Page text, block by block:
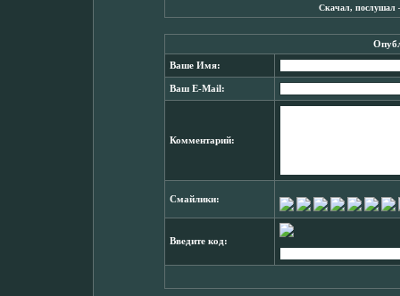
Скачал, послушал
Ваше Имя:
Ваш E-Mail:
Комментарий:
Смайлики:
Введите код: